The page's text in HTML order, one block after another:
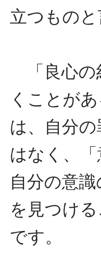
立つもの
「良心の
くことが
は、自分
はなく、
自分の意
を見つけ
です。